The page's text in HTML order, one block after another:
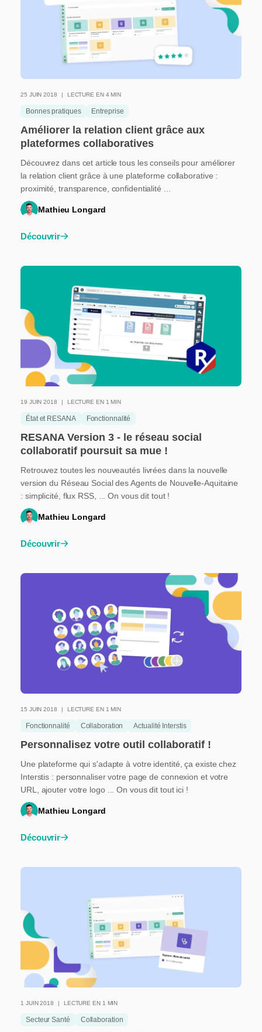
25 JUIN 2018 LECTURE EN 4 MIN
Bonnes pratiques Entreprise
Améliorer la relation client grâce aux
plateformes collaboratives
Découvrez dans cet article tous les conseils pour améliorer
la relation client grâce à une plateforme collaborative :
proximité, transparence, confidentialité ...
Mathieu Longard
Découvrir
19 JUIN 2018 LECTURE EN 1 MIN
État et RESANA Fonctionnalité
RESANA Version 3 - le réseau social
collaboratif poursuit sa mue !
Retrouvez toutes les nouveautés livrées dans la nouvelle
version du Réseau Social des Agents de Nouvelle-Aquitaine
: simplicité, flux RSS, ... On vous dit tout !
Mathieu Longard
Découvrir
15 JUIN 2018 LECTURE EN 1 MIN
Fonctionnalité Collaboration Actualité Interstis
Personnalisez votre outil collaboratif !
Une plateforme qui s'adapte à votre identité, ça existe chez
Interstis : personnaliser votre page de connexion et votre
URL, ajouter votre logo ... On vous dit tout ici !
Mathieu Longard
Découvrir
1 JUIN 2018 LECTURE EN 1 MIN
Secteur Santé Collaboration